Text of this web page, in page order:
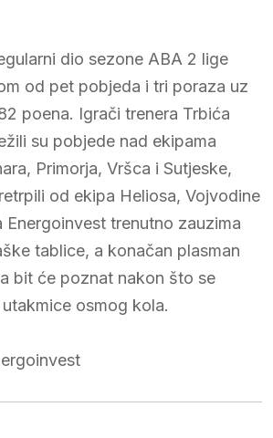
dio sezone ABA 2 lige
od pet pobjeda i tri poraza uz
poena. Igrači trenera Trbića
su pobjede nad ekipama
Primorja, Vršca i Sutjeske,
od ekipa Heliosa, Vojvodine
Energoinvest trenutno zauzima
tablice, a konačan plasman
bit će poznat nakon što se
osmog kola.